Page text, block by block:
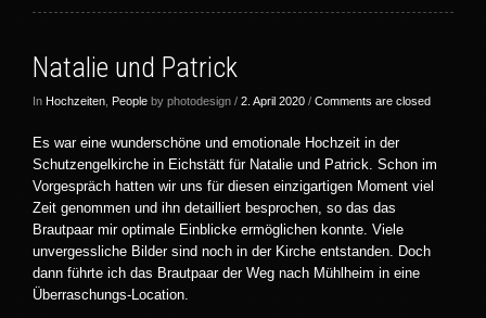
Natalie und Patrick
In Hochzeiten People by photodesign / 2. April 2020 / Comments are closed
Es war eine wunderschöne und emotionale Hochzeit in der
Schutzengelkirche in Eichstätt für Natalie und Patrick. Schon im
Vorgespräch hatten wir uns für diesen einzigartigen Moment viel
Zeit genommen und ihn detailliert besprochen, so das das
Brautpaar mir optimale Einblicke ermöglichen konnte. Viele
unvergessliche Bilder sind noch in der Kirche entstanden. Doch
dann führte ich das Brautpaar der Weg nach Mühlheim in eine
Überraschungs-Location.